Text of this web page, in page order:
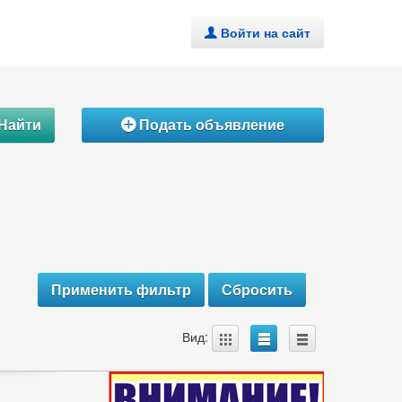
. Войти на сайт
ÁПодать объявление
Вид: A B C